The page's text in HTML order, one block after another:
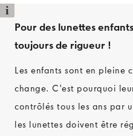
i
Pour des lunettes
toujours de rigueur !
Les enfants sont en pleine
change. C'est pourquoi
contrôlés tous les ans par
les lunettes doivent être